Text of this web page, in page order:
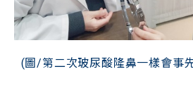
(圖/第二次玻尿酸隆鼻一樣會事